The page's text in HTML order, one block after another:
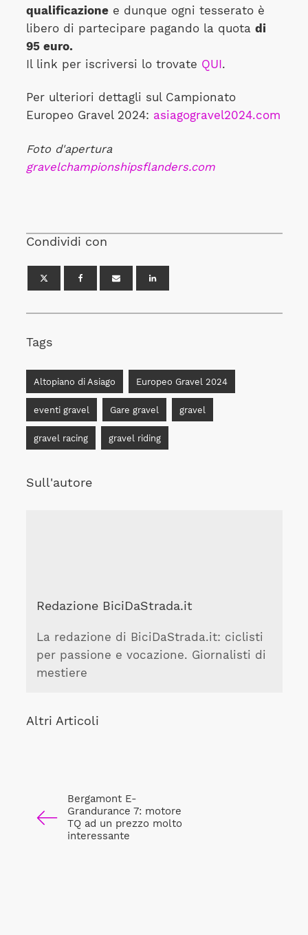
qualificazionee dunque ogni tesserato è
libero di partecipare pagando la quota di
95 euro.
Il link per iscriversi lo trovate QUI.
Per ulteriori dettagli sul Campionato
Europeo Gravel 2024: asiagogravel2024.com
Foto d'apertura
gravelchampionshipsflanders.com
Condividi con
Tags
Altopiano di Asiago Europeo Gravel 2024
eventi gravel Gare gravel gravel
gravel racing gravel riding
Sull'autore
Redazione BiciDaStrada.it
La redazione di BiciDaStrada.it: ciclisti
per passione e vocazione. Giornalisti di
mestiere
Altri Articoli
Bergamont E-
Grandurance 7: motore
TQ ad un prezzo molto
interessante